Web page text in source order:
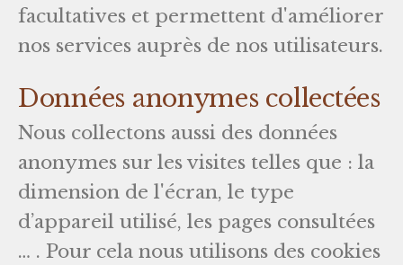
facultatives et permettent d'améliorer
nos services auprès de nos utilisateurs.
Données anonymes collectées
Nous collectons aussi des données
anonymes sur les visites telles que : la
dimension de l'écran, le type
d’appareil utilisé, les pages consultées
… . Pour cela nous utilisons des cookies